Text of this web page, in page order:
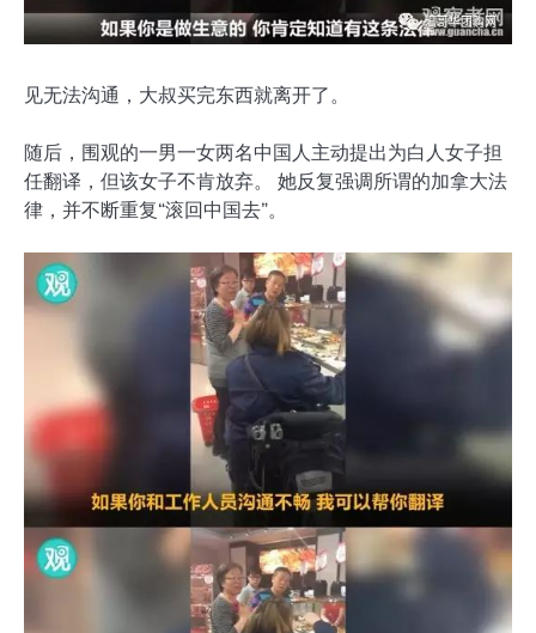
见无法沟通，大叔买完东西就离开了。
随后，围观的一男一女两名中国人主动提出为白人女子担
任翻译，但该女子不肯放弃。 她反复强调所谓的加拿大法
律，并不断重复“滚回中国去”。